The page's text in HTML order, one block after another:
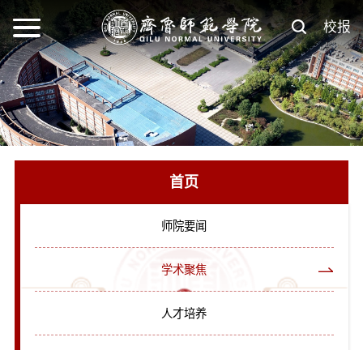
校报
首页
师院要闻
学术聚焦
人才培养